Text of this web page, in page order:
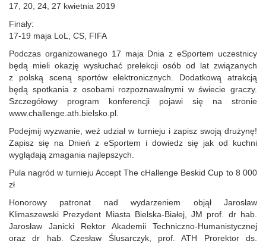
17, 20, 24, 27 kwietnia 2019
Finały:
17-19 maja LoL, CS, FIFA
Podczas organizowanego 17 maja Dnia z eSportem uczestnicy
będą mieli okazję wysłuchać prelekcji osób od lat związanych
z polską sceną sportów elektronicznych. Dodatkową atrakcją
będą spotkania z osobami rozpoznawalnymi w świecie graczy.
Szczegółowy program konferencji pojawi się na stronie
www.challenge.ath.bielsko.pl.
Podejmij wyzwanie, weź udział w turnieju i zapisz swoją drużynę!
Zapisz się na Dnień z eSportem i dowiedz się jak od kuchni
wyglądają zmagania najlepszych.
Pula nagród w turnieju Accept The cHallenge Beskid Cup to 8 000
zł
Honorowy patronat nad wydarzeniem objął Jarosław
Klimaszewski Prezydent Miasta Bielska-Białej, JM prof. dr hab.
Jarosław Janicki Rektor Akademii Techniczno-Humanistycznej
oraz dr hab. Czesław Ślusarczyk, prof. ATH Prorektor ds.